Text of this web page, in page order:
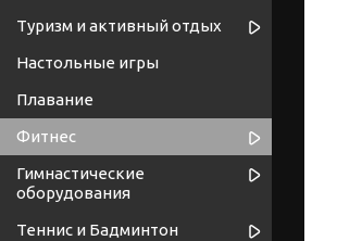
Туризм и активный отдых
Настольные игры
Плавание
Фитнес
Гимнастические
оборудования
Теннис и Бадминтон